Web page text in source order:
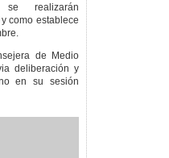
realizarán
como establece
de Medio
deliberación y
en su sesión